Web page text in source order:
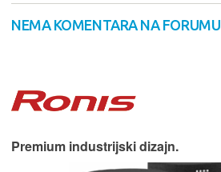
NEMA KOMENTARA NA FORUMU
Premium industrijski dizajn.